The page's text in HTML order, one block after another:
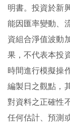
明書。投資於新
能因匯率變動、
資組合淨值波動
果，不代表本投
時間進行模擬操
編製日之觀點，
對資料之正確性
任何估計、預測